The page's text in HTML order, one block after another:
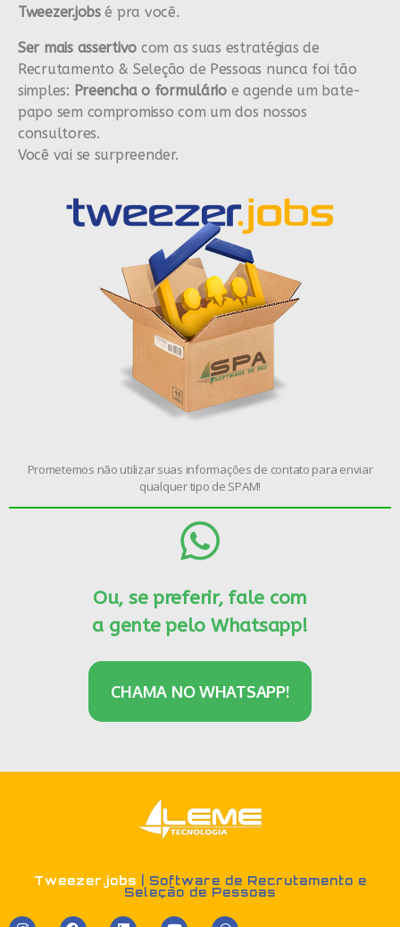
Tweezer.jobsé pra você.
Ser mais assertivo com as suas estratégias de
Recrutamento & Seleção de Pessoas nunca foi tão
simples: Preencha o formulárioe agende um bate-
papo sem compromisso com um dos nossos
consultores.
Você vai se surpreender.
Prometemos não utilizar suas informações de contato para enviar
qualquer tipo de SPAM!
Ou, se preferir, fale com
a gente pelo Whatsapp!
CHAMA NO WHATSAPP!
Tweezer.jobs | Software de Recrutamento e
Seleção de Pessoas